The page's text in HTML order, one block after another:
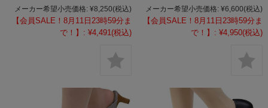
メーカー希望小売価格: ¥8,250(税込)
【会員SALE！8月11日23時59分ま
で！】: ¥4,491 (税込)
メーカー希望小売価格: ¥6,600(税込)
【会員SALE！8月11日23時59分ま
で！】: ¥4,950(税込)